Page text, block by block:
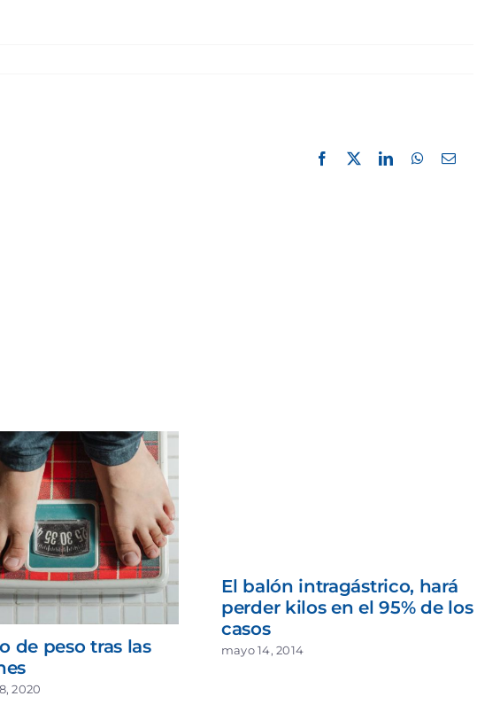
Facebook LinkedInWhatsApp
Correo
de peso tras las
2020
El balón intragástrico, hará
perder kilos en el 95% de los
casos
mayo 14, 2014